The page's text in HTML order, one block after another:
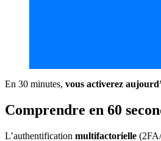
En 30 minutes, vous activerez
Comprendre en 60
L’authentification multifactorielle